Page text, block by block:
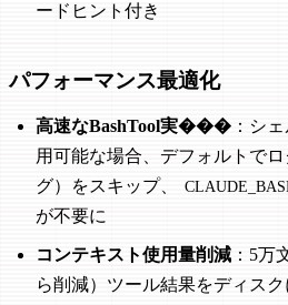
ードヒント付き
パフォーマンス最適化
高速なBashTool実��� ：シ
用可能な場合、デフォルトで
グ）をスキップ、
が不要に
コンテキスト使用量削減 ：5万
ら削減）ツール結果をディス